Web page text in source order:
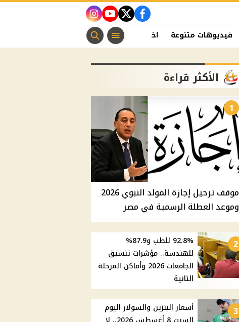
facebook
twitter
youtube
instagram
فيديوهات متنوعة اخبار الفن منوعات مسيحية
الأكثر قراءة
1
موقف ترحيل إجازة المولد النبوي 2026
وموعد العطلة الرسمية في مصر
2
92.8% للطب و87.9%
للهندسة.. مؤشرات تنسيق
الجامعات 2026 وأماكن المرحلة
الثانية
3
أسعار البنزين والسولار اليوم